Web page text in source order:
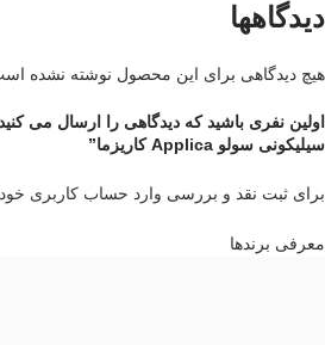
دیدگاهها
هیچ دیدگاهی برای این محصول نوشته نشده
اولین نفری باشید که دیدگاهی را ارسال می
سیلیکونی سولو Applica کاریزما”
برای ثبت نقد و بررسی وارد حساب کاربری خود
معرفی برند‌ها